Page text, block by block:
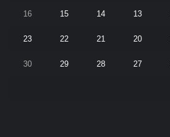
13
14
15
16
20
21
22
23
27
28
29
30